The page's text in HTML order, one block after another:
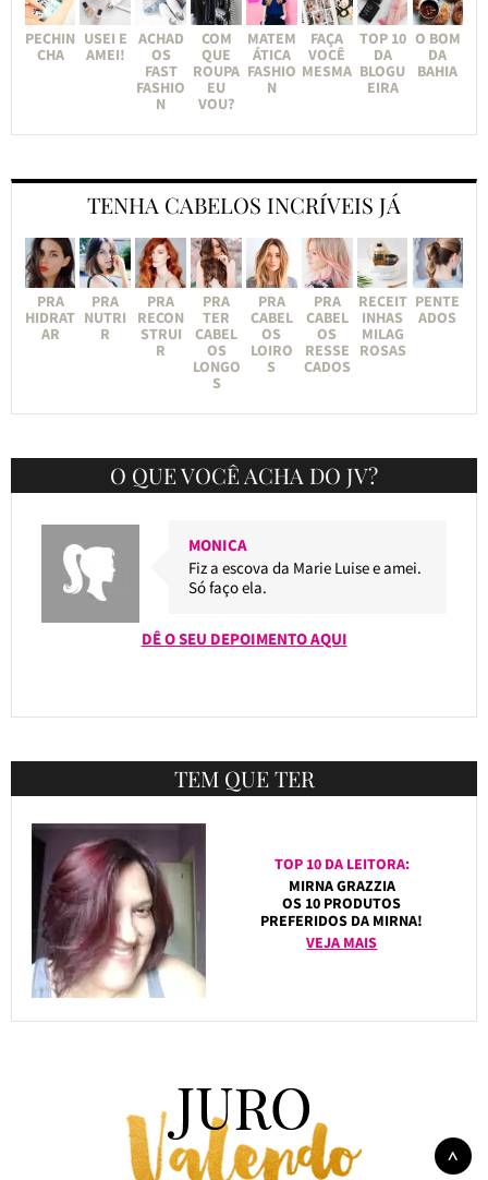
PECHIN
CHA
USEI E
AMEI!
ACHAD
OS
FAST
FASHIO
N
COM
QUE
ROUPA
EU
VOU?
MATEM
ÁTICA
FASHIO
N
FAÇA
VOCÊ
MESMA
TOP 10
DA
BLOGU
EIRA
O BOM
DA
BAHIA
TENHA CABELOS INCRÍVEIS JÁ
PRA
HIDRAT
AR
PRA
NUTRI
R
PRA
RECON
STRUI
R
PRA
TER
CABEL
OS
LONGO
S
PRA
CABEL
OS
LOIRO
S
PRA
CABEL
OS
RESSE
CADOS
RECEIT
INHAS
MILAG
ROSAS
PENTE
ADOS
O QUE VOCÊ ACHA DO JV?
MONICA
Fiz a escova da Marie Luise e amei.
Só faço ela.
DÊ O SEU DEPOIMENTO AQUI
TEM QUE TER
TOP 10 DA LEITORA:
MIRNA GRAZZIA
OS 10 PRODUTOS
PREFERIDOS DA MIRNA!
VEJA MAIS